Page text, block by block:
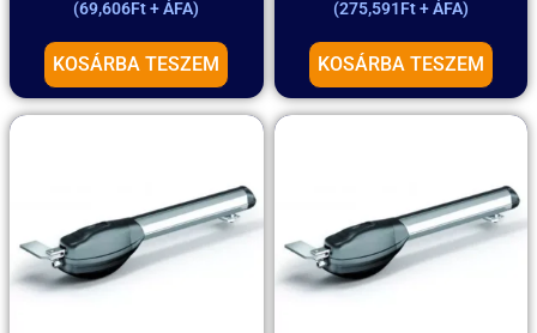
(69,606Ft+ ÁFA)
KOSÁRBA TESZEM
(275,591Ft+ ÁFA)
KOSÁRBA TESZEM